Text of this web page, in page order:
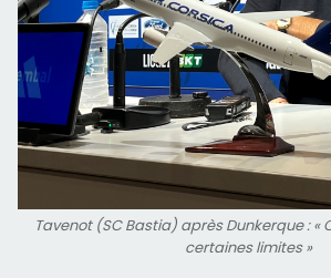
Tavenot (SC Bastia) après Dunkerque : «
certaines limites »